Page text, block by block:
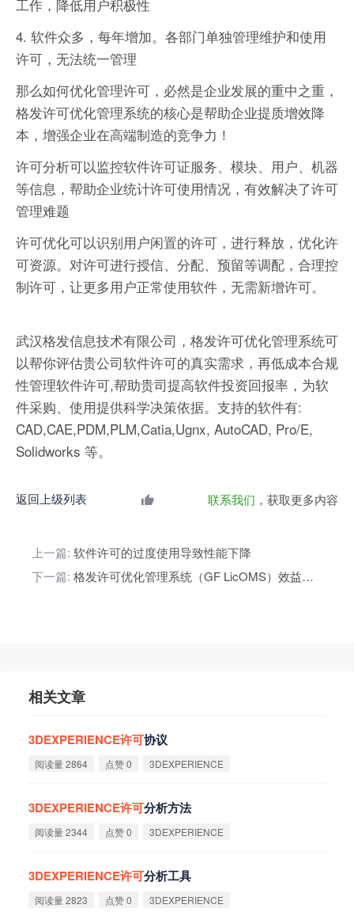
工作，降低用户积极性
4. 软件众多，每年增加。各部门单独管理维护和使用
许可，无法统一管理
那么如何优化管理许可，必然是企业发展的重中之重，
格发许可优化管理系统的核心是帮助企业提质增效降
本，增强企业在高端制造的竞争力！
许可分析可以监控软件许可证服务、模块、用户、机器
等信息，帮助企业统计许可使用情况，有效解决了许可
管理难题
许可优化可以识别用户闲置的许可，进行释放，优化许
可资源。对许可进行授信、分配、预留等调配，合理控
制许可，让更多用户正常使用软件，无需新增许可。
武汉格发信息技术有限公司，格发许可优化管理系统可
以帮你评估贵公司软件许可的真实需求，再低成本合规
性管理软件许可,帮助贵司提高软件投资回报率，为软
件采购、使用提供科学决策依据。支持的软件有:
CAD,CAE,PDM,PLM,Catia,Ugnx, AutoCAD, Pro/E,
Solidworks 等。
返回上级列表 联系我们 ，获取更多内容
上一篇: 软件许可的过度使用导致性能下降
下一篇:
格发许可优化管理系统（GF LicOMS）效益报告
相关文章
3DEXPERIENCE许可协议
阅读量 2864 点赞 0 3DEXPERIENCE
3DEXPERIENCE许可分析方法
阅读量 2344 点赞 0 3DEXPERIENCE
3DEXPERIENCE许可分析工具
阅读量 2823 点赞 0 3DEXPERIENCE